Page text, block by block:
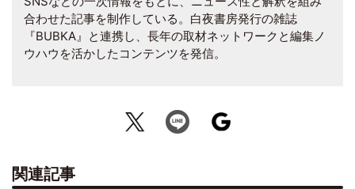
合わせた記事を制作している。白夜書房発行の雑誌
『BUBKA』と連携し、長年の取材ネットワークと編集ノ
ウハウを活かしたコンテンツを発信。
関連記事